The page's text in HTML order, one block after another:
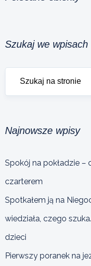
Szukaj we wpisach
Najnowsze wpisy
Spokój na pokładzie
czarterem
Spotkałem ją na
wiedziała, czego
dzieci
Pierwszy poranek na